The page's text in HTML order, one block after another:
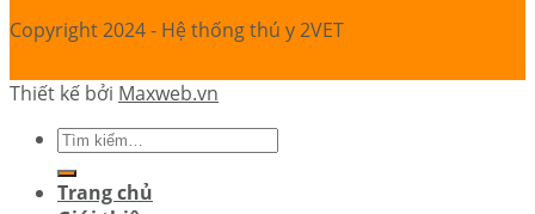
Copyright 2024 - Hệ thống thú y 2VET
Thiết kế bởi Maxweb.vn
Trang chủ